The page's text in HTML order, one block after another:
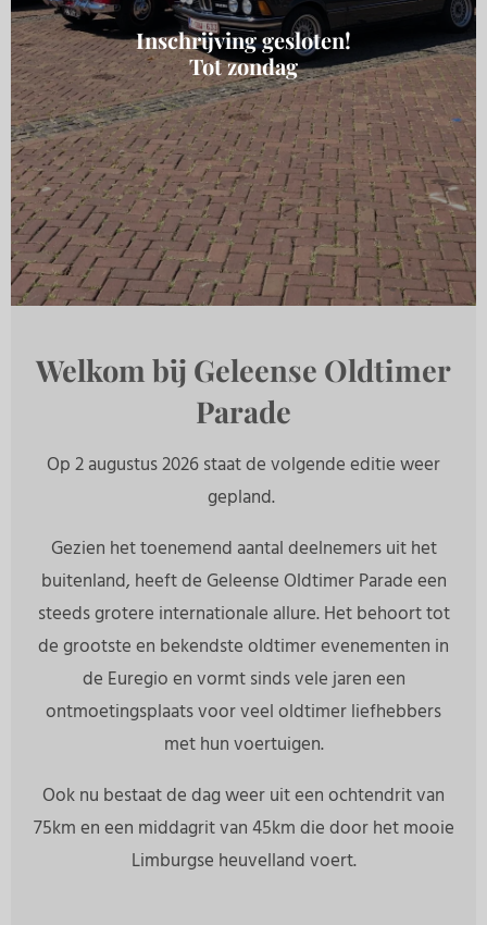
Inschrijving gesloten!
Tot zondag
Welkom bij Geleense Oldtimer
Parade
Op 2 augustus 2026 staat de volgende editie weer
gepland.
Gezien het toenemend aantal deelnemers uit het
buitenland, heeft de Geleense Oldtimer Parade een
steeds grotere internationale allure. Het behoort tot
de grootste en bekendste oldtimer evenementen in
de Euregio en vormt sinds vele jaren een
ontmoetingsplaats voor veel oldtimer liefhebbers
met hun voertuigen.
Ook nu bestaat de dag weer uit een ochtendrit van
75km en een middagrit van 45km die door het mooie
Limburgse heuvelland voert.